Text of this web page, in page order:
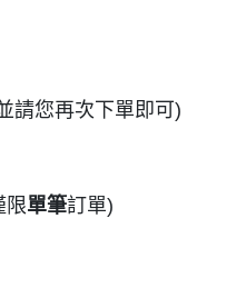
請您再次下單即可)
限單筆訂單)